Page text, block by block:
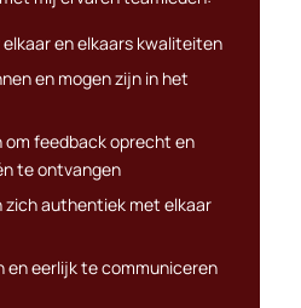
en elkaars kwaliteiten
en mogen zijn in het
feedback oprecht en
te ontvangen
zich authentiek met elkaar
en eerlijk te communiceren